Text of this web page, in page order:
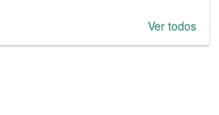
Ver todos